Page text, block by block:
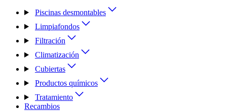
Piscinas desmontables
Limpiafondos
Filtración
Climatización
Cubiertas
Productos químicos
Tratamiento
Recambios